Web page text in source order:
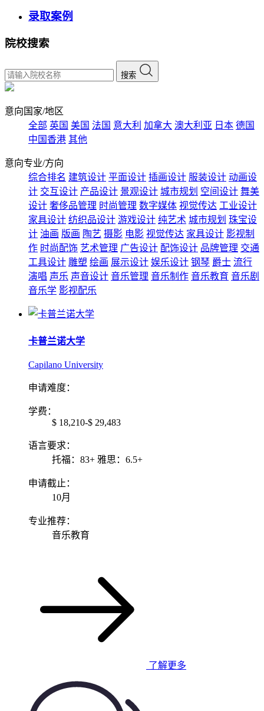
录取案例
院校搜索
搜索
意向国家/地区
全部 英国 美国 法国 意大利 加拿大 澳大利亚 日本 德国
中国香港 其他
意向专业/方向
综合排名 建筑设计 平面设计 插画设计 服装设计 动画设
计 交互设计 产品设计 景观设计 城市规划 空间设计 舞美
设计 奢侈品管理 时尚管理 数字媒体 视觉传达 工业设计
家具设计 纺织品设计 游戏设计 纯艺术 城市规划 珠宝设
计 油画 版画 陶艺 摄影 电影 视觉传达 家具设计 影视制
作 时尚配饰 艺术管理 广告设计 配饰设计 品牌管理 交通
工具设计 雕塑 绘画 展示设计 娱乐设计 钢琴 爵士 流行
演唱 声乐 声音设计 音乐管理 音乐制作 音乐教育 音乐剧
音乐学 影视配乐
卡普兰诺大学
Capilano University
申请难度：
学费：
$ 18,210-$ 29,483
语言要求：
托福：83+ 雅思：6.5+
申请截止：
10月
专业推荐：
音乐教育
了解更多